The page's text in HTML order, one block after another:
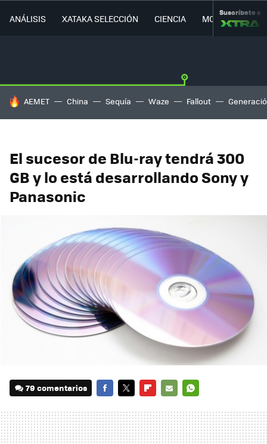
ANÁLISIS XATAKA SELECCIÓN CIENCIA MOVILIDAD
Suscríbete a
HOY SE HABLA DE
AEMET China Sequía Waze Fallout
El sucesor de Blu-ray tendrá 300
GB y lo está desarrollando Sony y
Panasonic
79 comentarios
MAIL